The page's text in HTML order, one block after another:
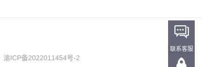
渝ICP备2022011454号-2
联系客服